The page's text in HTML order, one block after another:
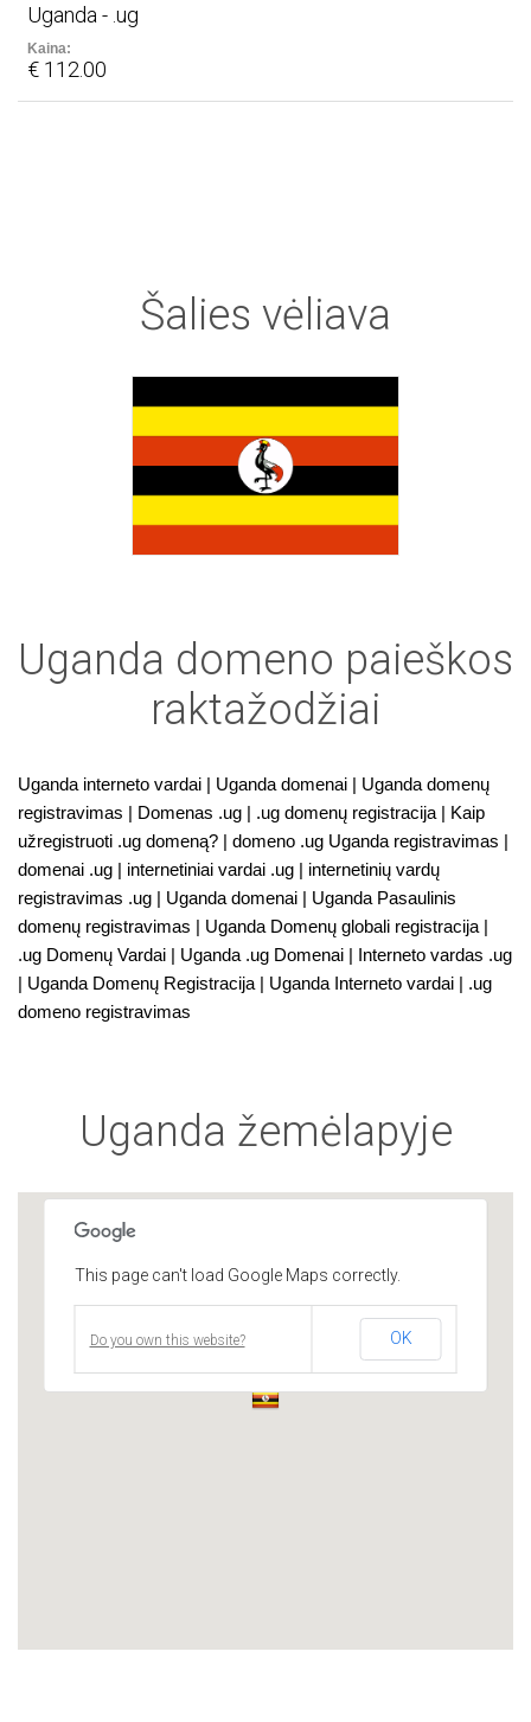
Uganda - .ug
€ 112.00
Šalies vėliava
Uganda domeno paieškos
raktažodžiai
Uganda interneto vardai | Uganda domenai | Uganda domenų
registravimas | Domenas .ug | .ug domenų registracija | Kaip
užregistruoti .ug domeną? | domeno .ug Uganda registravimas |
domenai .ug | internetiniai vardai .ug | internetinių vardų
registravimas .ug | Uganda domenai | Uganda Pasaulinis
domenų registravimas | Uganda Domenų globali registracija |
.ug Domenų Vardai | Uganda .ug Domenai | Interneto vardas .ug
| Uganda Domenų Registracija | Uganda Interneto vardai | .ug
domeno registravimas
Uganda žemėlapyje
This page can't load Google Maps correctly.
Do you own this website? OK